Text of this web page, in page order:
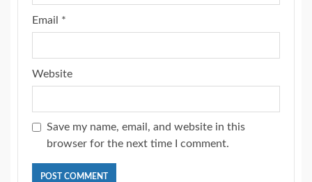
Email *
Website
Save my name, email, and website in this
browser for the next time I comment.